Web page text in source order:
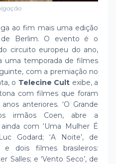
ao fim mais uma edição
Berlim. O evento é o
circuito europeu do ano,
uma temporada de filmes
com a premiação no
o Telecine Cult exibe, a
com filmes que foram
anteriores. ‘O Grande
irmãos Coen, abre a
com ‘Uma Mulher É
Godard; ‘A Noite’, de
e dois filmes brasileiros:
Salles; e ‘Vento Seco’, de